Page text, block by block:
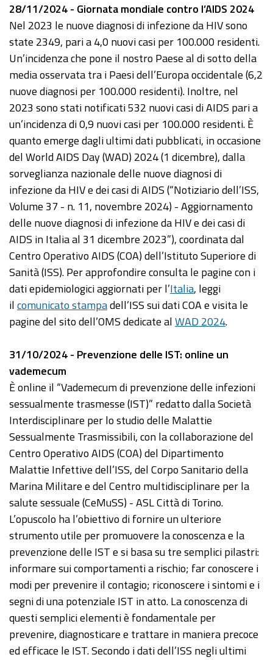
28/11/2024 - Giornata mondiale contro l’AIDS 2024
Nel 2023 le nuove diagnosi di infezione da HIV sono
state 2349, pari a 4,0 nuovi casi per 100.000 residenti.
Un’incidenza che pone il nostro Paese al di sotto della
media osservata tra i Paesi dell’Europa occidentale (6,2
nuove diagnosi per 100.000 residenti). Inoltre, nel
2023 sono stati notificati 532 nuovi casi di AIDS pari a
un’incidenza di 0,9 nuovi casi per 100.000 residenti. È
quanto emerge dagli ultimi dati pubblicati, in occasione
del World AIDS Day (WAD) 2024 (1 dicembre), dalla
sorveglianza nazionale delle nuove diagnosi di
infezione da HIV e dei casi di AIDS (“Notiziario dell’ISS,
Volume 37 - n. 11, novembre 2024) - Aggiornamento
delle nuove diagnosi di infezione da HIV e dei casi di
AIDS in Italia al 31 dicembre 2023”), coordinata dal
Centro Operativo AIDS (COA) dell’Istituto Superiore di
Sanità (ISS). Per approfondire consulta le pagine con i
dati epidemiologici aggiornati per l’Italia, leggi
ilcomunicato stampadell’ISS sui dati COA e visita le
pagine del sito dell’OMS dedicate alWAD 2024.
31/10/2024 - Prevenzione delle IST: online un
vademecum
È online il “Vademecum di prevenzione delle infezioni
sessualmente trasmesse (IST)” redatto dalla Società
Interdisciplinare per lo studio delle Malattie
Sessualmente Trasmissibili, con la collaborazione del
Centro Operativo AIDS (COA) del Dipartimento
Malattie Infettive dell’ISS, del Corpo Sanitario della
Marina Militare e del Centro multidisciplinare per la
salute sessuale (CeMuSS) - ASL Città di Torino.
L’opuscolo ha l’obiettivo di fornire un ulteriore
strumento utile per promuovere la conoscenza e la
prevenzione delle IST e si basa su tre semplici pilastri:
informare sui comportamenti a rischio; far conoscere i
modi per prevenire il contagio; riconoscere i sintomi e i
segni di una potenziale IST in atto. La conoscenza di
questi semplici elementi è fondamentale per
prevenire, diagnosticare e trattare in maniera precoce
ed efficace le IST. Secondo i dati dell’ISS negli ultimi